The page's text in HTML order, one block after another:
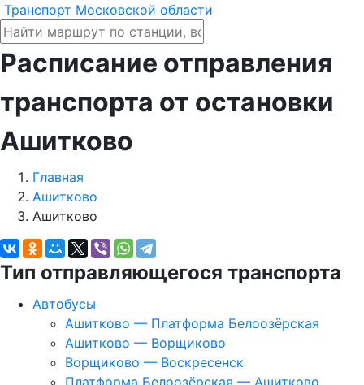
Транспорт Московской области
Расписание отправления
транспорта от остановки
Ашитково
Главная
Ашитково
Ашитково
Тип отправляющегося транспорта
Автобусы
Ашитково — Платформа Белоозёрская
Ашитково — Ворщиково
Ворщиково — Воскресенск
Платформа Белоозёрская — Ашитково